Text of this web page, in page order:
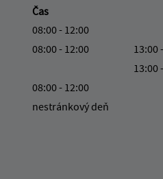
Čas
08:00 - 12:00
08:00 - 12:00
13:00 -
13:00 -
08:00 - 12:00
nestránkový deň